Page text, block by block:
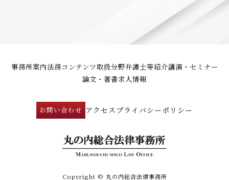
事務所案内法務コンテンツ取扱分野弁護士等紹介講演・セミナー
論文・著書求人情報
お問い合わせ アクセス プライバシーポリシー
Copyright © 丸の内総合法律事務所